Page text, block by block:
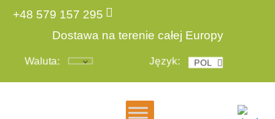
+48 579 157 295
Dostawa na terenie całej Europy
Waluta: Język: POL
ENG